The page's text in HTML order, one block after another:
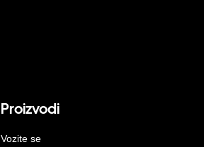
Proizvodi
Vozite se